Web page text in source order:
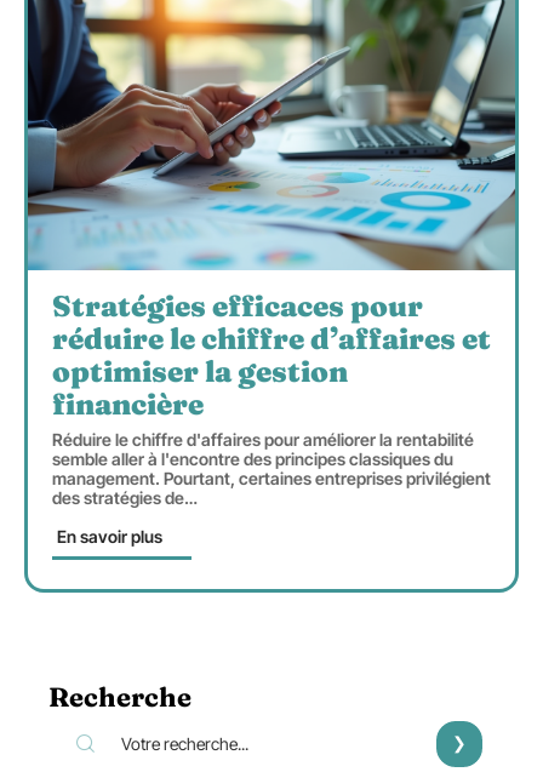
Stratégies efficaces pour
réduire le chiffre d’affaires et
optimiser la gestion
financière
Réduire le chiffre d'affaires pour améliorer la rentabilité
semble aller à l'encontre des principes classiques du
management. Pourtant, certaines entreprises privilégient
des stratégies de…
En savoir plus
Recherche